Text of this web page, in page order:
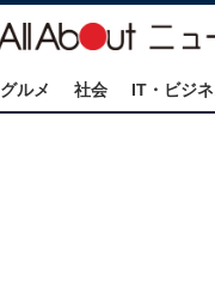
グルメ 社会 IT・ビジ